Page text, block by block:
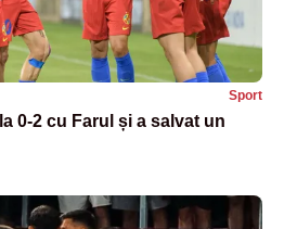
Sport
0-2 cu Farul și a salvat un